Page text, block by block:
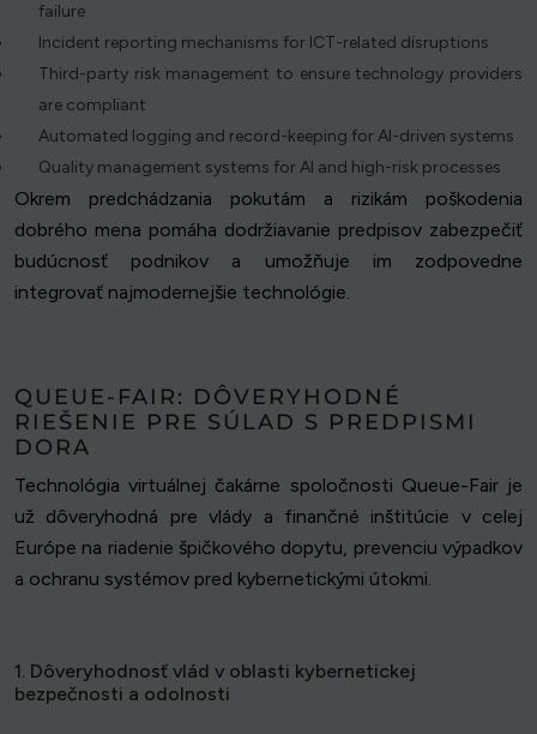
failure
Incident reporting mechanisms for ICT-related disruptions
Third-party risk management to ensure technology providers
are compliant
Automated logging and record-keeping for AI-driven systems
Quality management systems for AI and high-risk processes
Okrem predchádzania pokutám a rizikám poškodenia
dobrého mena pomáha dodržiavanie predpisov zabezpečiť
budúcnosť podnikov a umožňuje im zodpovedne
integrovať najmodernejšie technológie.
QUEUE-FAIR: DÔVERYHODNÉ
RIEŠENIE PRE SÚLAD S PREDPISMI
DORA
Technológia virtuálnej čakárne spoločnosti Queue-Fair je
už dôveryhodná pre vlády a finančné inštitúcie v celej
Európe na riadenie špičkového dopytu, prevenciu výpadkov
a ochranu systémov pred kybernetickými útokmi.
1. Dôveryhodnosť vlád v oblasti kybernetickej
bezpečnosti a odolnosti